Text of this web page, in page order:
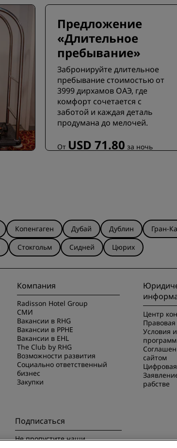
Предложение
«Длительное
пребывание»
Забронируйте длительное
пребывание стоимостью от
3999 дирхамов ОАЭ, где
комфорт сочетается с
заботой и каждая деталь
продумана до мелочей.
От USD 71.80 за ночь
Копенгаген Дубай Дублин
Гран-
Стокгольм Сидней Цюрих
Компания
Radisson Hotel Group
СМИ
Вакансии в RHG
Вакансии в PPHE
Вакансии в EHL
The Club by RHG
Возможности развития
Социально ответственный
бизнес
Закупки
Центр
Правовая
Условия
сайтом
рабстве
Подписаться
Не пропустите наши